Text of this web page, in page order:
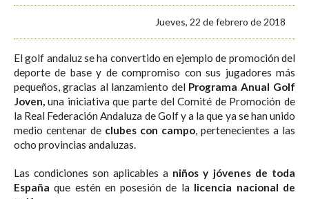
Jueves, 22 de febrero de 2018
El golf andaluz se ha convertido en ejemplo de promoción del
deporte de base y de compromiso con sus jugadores más
pequeños, gracias al lanzamiento del Programa Anual Golf
Joven, una iniciativa que parte del Comité de Promoción de
la Real Federación Andaluza de Golf y a la que ya se han unido
medio centenar de clubes con campo , pertenecientes a las
ocho provincias andaluzas.
Las condiciones son aplicables a niños y jóvenes de toda
España que estén en posesión de la licencia nacional de